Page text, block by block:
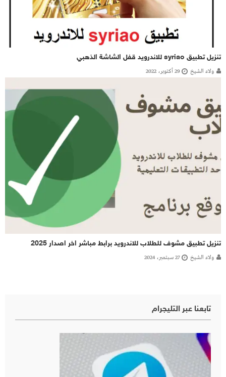
تنزيل تطبيق syriao للاندرويد قفل الشاشة الذهبي
ولاء الشيخ 29 أكتوبر، 2022
تنزيل تطبيق مشوف للطلاب للاندرويد برابط مباشر اخر اصدار 2025
ولاء الشيخ 27 سبتمبر، 2024
تابعنا عبر التليجرام